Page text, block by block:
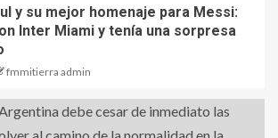
y su mejor homenaje para Messi:
Inter Miami y tenía una sorpresa
fmmitierra admin